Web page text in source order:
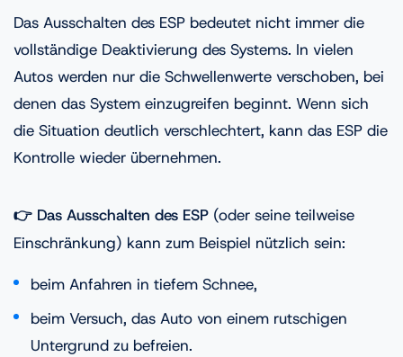
Das Ausschalten des ESP bedeutet nicht immer die
vollständige Deaktivierung des Systems. In vielen
Autos werden nur die Schwellenwerte verschoben, bei
denen das System einzugreifen beginnt. Wenn sich
die Situation deutlich verschlechtert, kann das ESP die
Kontrolle wieder übernehmen.
👉 Das Ausschalten des ESP (oder seine teilweise
Einschränkung) kann zum Beispiel nützlich sein:
beim Anfahren in tiefem Schnee,
beim Versuch, das Auto von einem rutschigen
Untergrund zu befreien.